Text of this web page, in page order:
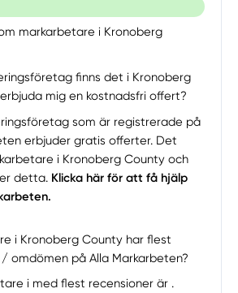
markarbetare i Kronoberg
finns det i Kronoberg
mig en kostnadsfri offert?
som är registrerade på
erbjuder gratis offerter. Det
i Kronoberg County och
detta. Klicka här för att få hjälp
i Kronoberg County har flest
omdömen på Alla Markarbeten?
i med flest recensioner är .